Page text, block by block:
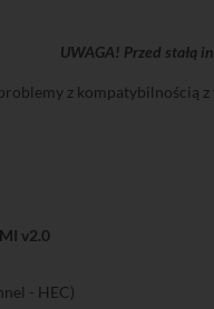
UWAGA! Przed stałą
z kompatybilnością
v2.0
- HEC)